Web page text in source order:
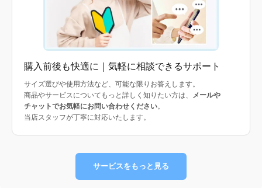
購入前後も快適に｜気軽に相談できるサポート
サイズ選びや使用方法など、可能な限りお答えします。
商品やサービスについてもっと詳しく知りたい方は、 メールや
チャットでお気軽にお問い合わせください。
当店スタッフが丁寧に対応いたします。
サービスをもっと見る